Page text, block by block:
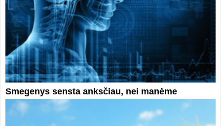
Smegenys sensta anksčiau, nei manėme